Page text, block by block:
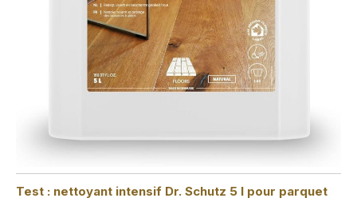
Test : nettoyant intensif Dr. Schutz 5 l pour parquet